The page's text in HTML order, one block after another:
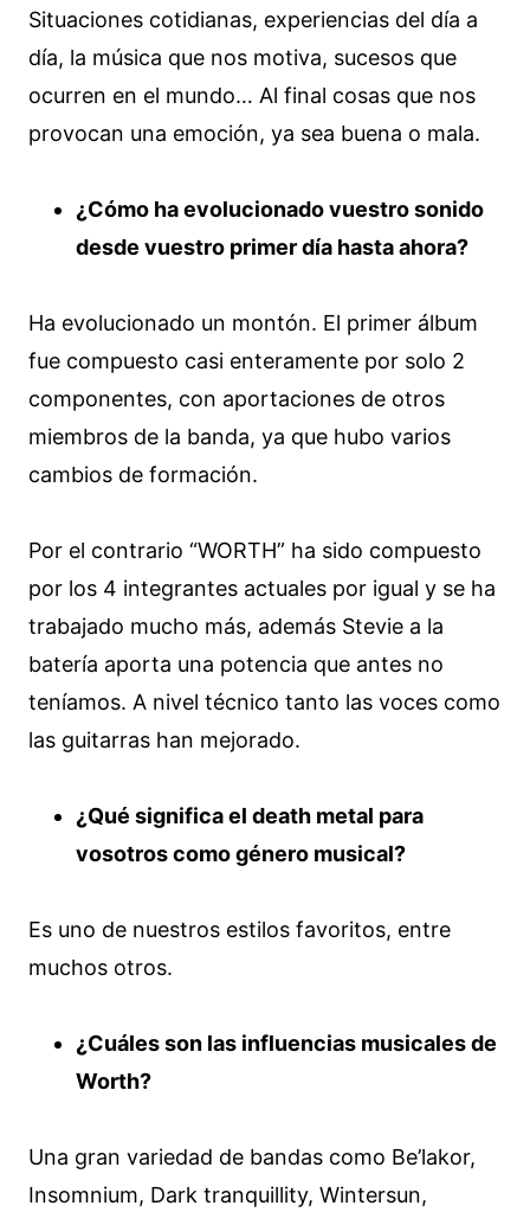
Situaciones cotidianas, experiencias del día a
día, la música que nos motiva, sucesos que
ocurren en el mundo… Al final cosas que nos
provocan una emoción, ya sea buena o mala.
¿Cómo ha evolucionado vuestro sonido
desde vuestro primer día hasta ahora?
Ha evolucionado un montón. El primer álbum
fue compuesto casi enteramente por solo 2
componentes, con aportaciones de otros
miembros de la banda, ya que hubo varios
cambios de formación.
Por el contrario “WORTH” ha sido compuesto
por los 4 integrantes actuales por igual y se ha
trabajado mucho más, además Stevie a la
batería aporta una potencia que antes no
teníamos. A nivel técnico tanto las voces como
las guitarras han mejorado.
¿Qué significa el death metal para
vosotros como género musical?
Es uno de nuestros estilos favoritos, entre
muchos otros.
¿Cuáles son las influencias musicales de
Worth?
Una gran variedad de bandas como Be’lakor,
Insomnium, Dark tranquillity, Wintersun,